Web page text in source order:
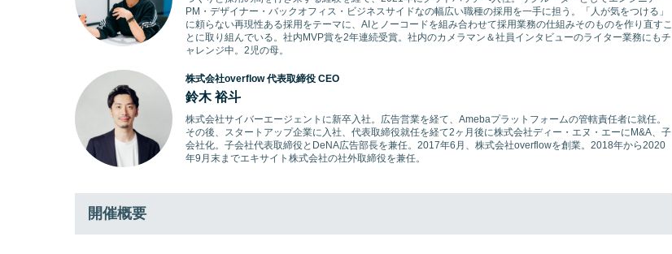
PM・デザイナー・バックオフィス・ビジネスサイドなの幅広い職種の採用を一手に担う。「人が気をつける」
に頼らない再現性ある採用をテーマに、AIとノーコードを組み合わせて採用業務の仕組みそのものを作り直すこ
とに取り組んでいる。社内MVP賞を2年連続受賞。社内のカメラマン＆社員インタビューのライター業務にもチ
ャレンジ中。2児の母。
株式会社overflow 代表取締役 CEO
鈴木 裕斗
株式会社サイバーエージェントに新卒入社。広告営業を経て、Amebaプラットフォームの管轄責任者に就任。
その後、スタートアップ企業に入社、代表取締役就任を経て2ヶ月後に株式会社ディー・エヌ・エーにM&A、子
会社化。子会社代表取締役とDeNA広告部長を兼任。2017年6月、株式会社overflowを創業。2018年から2020
年9月末までエキサイト株式会社の社外取締役を兼任。
開催概要